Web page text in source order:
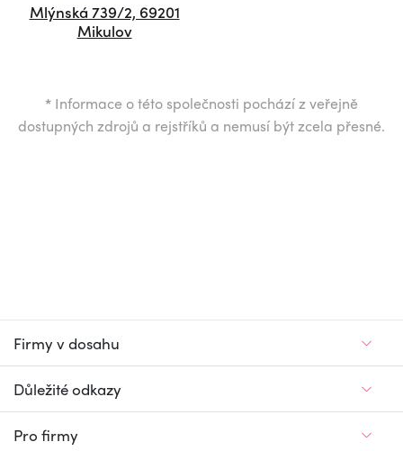
Mlýnská 739/2, 69201
Mikulov
* Informace o této společnosti pochází z veřejně
dostupných zdrojů a rejstříků a nemusí být zcela přesné.
Firmy v dosahu
Důležité odkazy
Pro firmy